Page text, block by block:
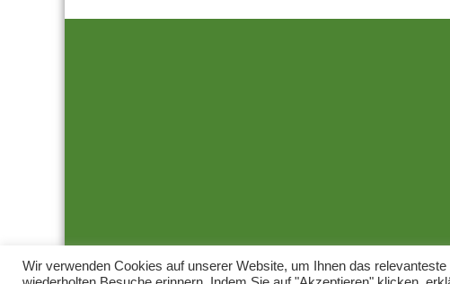
Wir verwenden Cookies auf unserer Website, um Ihnen das